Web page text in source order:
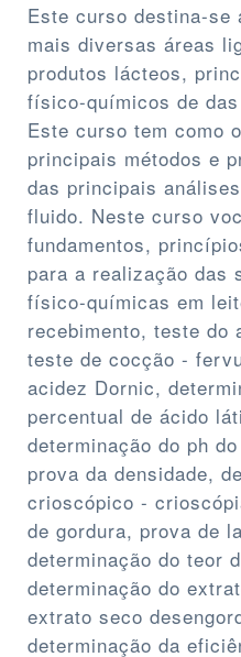
Este curso destina-se
mais diversas áreas
produtos lácteos,
físico-químicos de
Este curso tem como
principais métodos e
das principais
fluido. Neste curso
fundamentos,
para a realização das
físico-químicas em
recebimento, teste do
teste de cocção -
acidez Dornic,
percentual de ácido
determinação do ph
prova da densidade,
crioscópico -
de gordura, prova de
determinação do teor
determinação do
extrato seco
determinação da